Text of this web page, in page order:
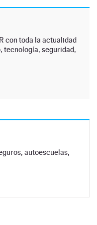
con toda la actualidad
tecnología, seguridad,
autoescuelas,